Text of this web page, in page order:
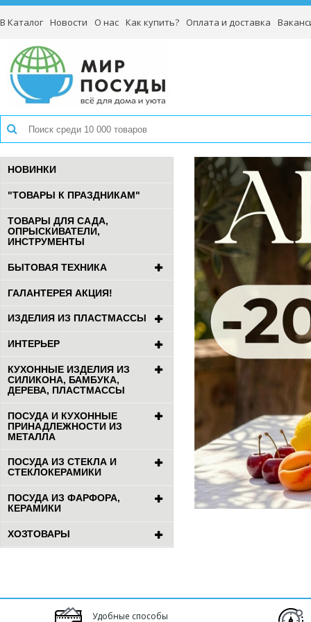
В Каталог Новости О нас Как купить? Оплата и доставка
НОВИНКИ
"ТОВАРЫ К ПРАЗДНИКАМ"
ТОВАРЫ ДЛЯ САДА,
ОПРЫСКИВАТЕЛИ,
ИНСТРУМЕНТЫ
БЫТОВАЯ ТЕХНИКА
ГАЛАНТЕРЕЯ АКЦИЯ!
ИЗДЕЛИЯ ИЗ ПЛАСТМАССЫ
ИНТЕРЬЕР
КУХОННЫЕ ИЗДЕЛИЯ ИЗ
СИЛИКОНА, БАМБУКА,
ДЕРЕВА, ПЛАСТМАССЫ
ПОСУДА И КУХОННЫЕ
ПРИНАДЛЕЖНОСТИ ИЗ
МЕТАЛЛА
ПОСУДА ИЗ СТЕКЛА И
СТЕКЛОКЕРАМИКИ
ПОСУДА ИЗ ФАРФОРА,
КЕРАМИКИ
ХОЗТОВАРЫ
Удобные способы